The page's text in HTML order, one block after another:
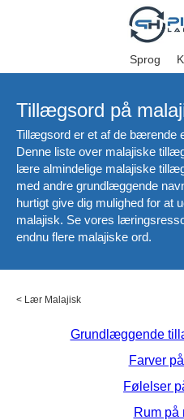
Sprog
Tillægsord på
Tillægsord er et af de bærende
Denne liste over malajiske
lære almindelige malajiske
med andre grundlæggende
hurtigt give dig mulighed for at
malajisk. Se vores
endnu flere malajiske ord.
< Lær Malajisk
Grundlæggende
Farver
Følelser
Rum på